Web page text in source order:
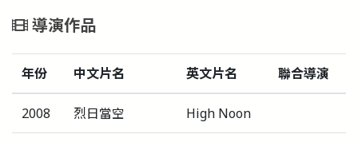
導演作品
年份 中文片名 英文片名 聯合導演
2008 烈日當空 High Noon